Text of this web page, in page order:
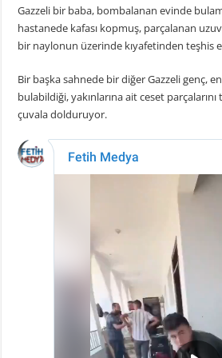
Gazzeli bir baba, bombalanan evinde
hastanede kafası kopmuş, parçalanan
bir naylonun üzerinde kıyafetinden teşhis
Bir başka sahnede bir diğer Gazzeli genç,
bulabildiği, yakınlarına ait ceset
çuvala dolduruyor.